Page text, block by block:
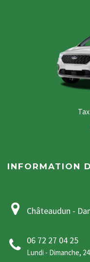
INFORMATION
Châteaudun -
06 72 27 04 25
Lundi - Dimanche,